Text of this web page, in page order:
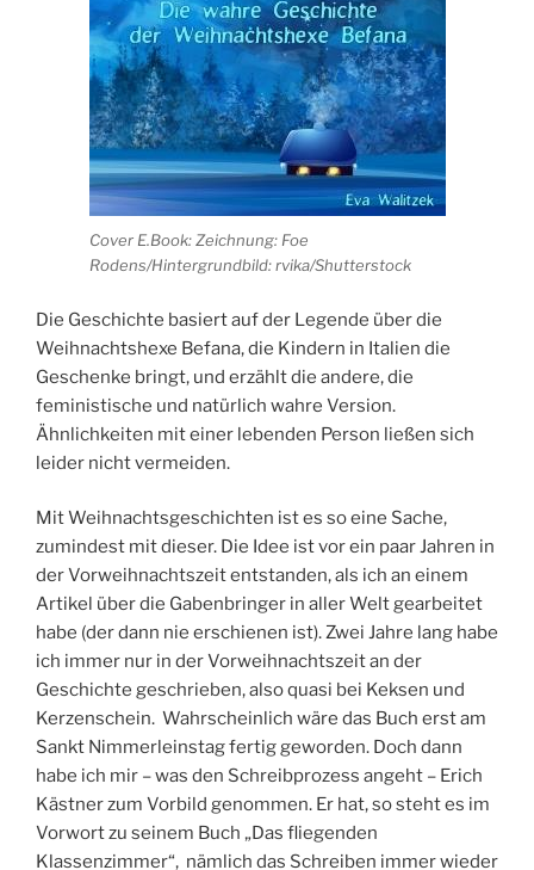
Cover E.Book: Zeichnung: Foe
Rodens/Hintergrundbild: rvika/Shutterstock
Die Geschichte basiert auf der Legende über die
Weihnachtshexe Befana, die Kindern in Italien die
Geschenke bringt, und erzählt die andere, die
feministische und natürlich wahre Version.
Ähnlichkeiten mit einer lebenden Person ließen sich
leider nicht vermeiden.
Mit Weihnachtsgeschichten ist es so eine Sache,
zumindest mit dieser. Die Idee ist vor ein paar Jahren in
der Vorweihnachtszeit entstanden, als ich an einem
Artikel über die Gabenbringer in aller Welt gearbeitet
habe (der dann nie erschienen ist). Zwei Jahre lang habe
ich immer nur in der Vorweihnachtszeit an der
Geschichte geschrieben, also quasi bei Keksen und
Kerzenschein. Wahrscheinlich wäre das Buch erst am
Sankt Nimmerleinstag fertig geworden. Doch dann
habe ich mir – was den Schreibprozess angeht – Erich
Kästner zum Vorbild genommen. Er hat, so steht es im
Vorwort zu seinem Buch „Das fliegenden
Klassenzimmer“, nämlich das Schreiben immer wieder